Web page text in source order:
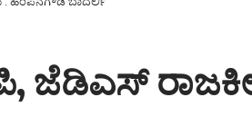
ಜೆಡಿಎಸ್